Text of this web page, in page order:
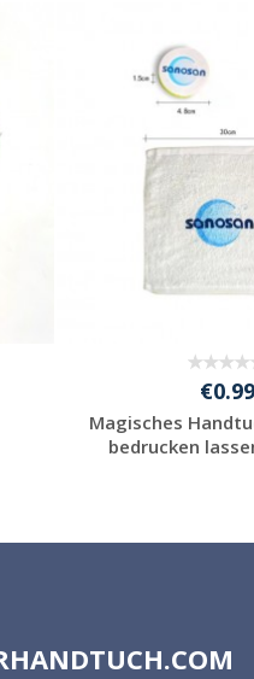
€0.99
Magisches
bedrucken